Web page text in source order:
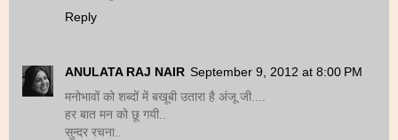
Reply
ANULATA RAJ NAIR September 9, 2012 at 8:00 PM
मनोभावों को शब्दों में बखूबी उतारा है अंजू जी....
हर बात मन को छू गयी..
सुन्दर रचना..